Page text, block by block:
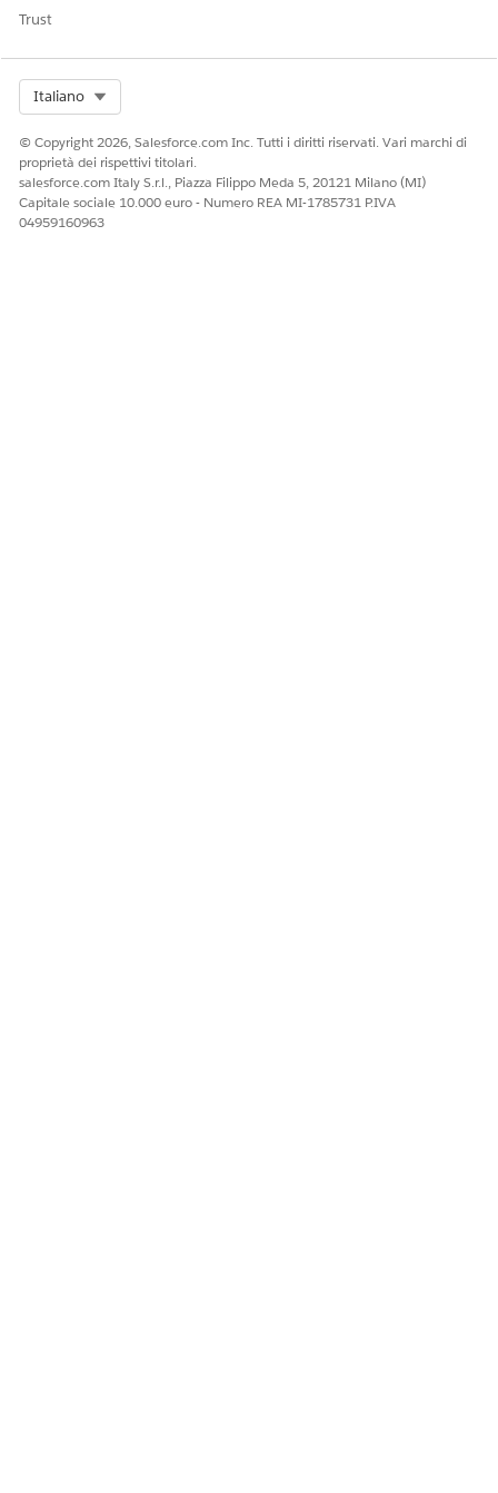
Trust
Italiano
© Copyright 2026, Salesforce.com Inc. Tutti i diritti riservati. Vari marchi di
proprietà dei rispettivi titolari.
salesforce.com Italy S.r.l., Piazza Filippo Meda 5, 20121 Milano (MI)
Capitale sociale 10.000 euro - Numero REA MI-1785731 P.IVA
04959160963